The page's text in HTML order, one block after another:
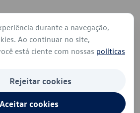
durante a navegação,
Ao continuar no site,
está ciente com nossas políticas
Rejeitar cookies
Aceitar cookies